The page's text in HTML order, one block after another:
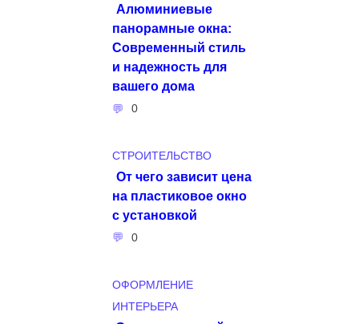
Алюминиевые
панорамные окна:
Современный стиль
и надежность для
вашего дома
0
СТРОИТЕЛЬСТВО
От чего зависит цена
на пластиковое окно
с установкой
0
ОФОРМЛЕНИЕ
ИНТЕРЬЕРА